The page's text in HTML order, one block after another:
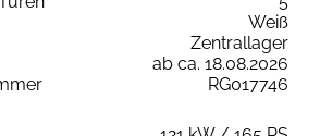
Weiß
Zentrallager
ab ca. 18.08.2026
RG017746